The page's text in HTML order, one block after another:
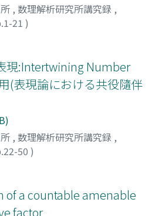
, 数理解析研究所講究録 ,
21 )
現:Intertwining Number
(表現論における共役隨伴
, 数理解析研究所講究録 ,
50 )
of a countable amenable
factor